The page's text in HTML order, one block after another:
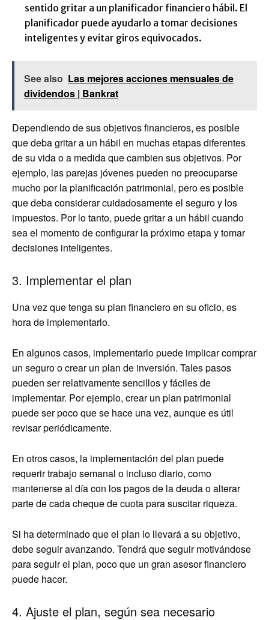
sentido gritar a un planificador financiero hábil. El
planificador puede ayudarlo a tomar decisiones
inteligentes y evitar giros equivocados.
See also Las mejores acciones mensuales de
dividendos | Bankrat
Dependiendo de sus objetivos financieros, es posible
que deba gritar a un hábil en muchas etapas diferentes
de su vida o a medida que cambien sus objetivos. Por
ejemplo, las parejas jóvenes pueden no preocuparse
mucho por la planificación patrimonial, pero es posible
que deba considerar cuidadosamente el seguro y los
impuestos. Por lo tanto, puede gritar a un hábil cuando
sea el momento de configurar la próximo etapa y tomar
decisiones inteligentes.
3. Implementar el plan
Una vez que tenga su plan financiero en su oficio, es
hora de implementarlo.
En algunos casos, implementarlo puede implicar comprar
un seguro o crear un plan de inversión. Tales pasos
pueden ser relativamente sencillos y fáciles de
implementar. Por ejemplo, crear un plan patrimonial
puede ser poco que se hace una vez, aunque es útil
revisar periódicamente.
En otros casos, la implementación del plan puede
requerir trabajo semanal o incluso diario, como
mantenerse al día con los pagos de la deuda o alterar
parte de cada cheque de cuota para suscitar riqueza.
Si ha determinado que el plan lo llevará a su objetivo,
debe seguir avanzando. Tendrá que seguir motivándose
para seguir el plan, poco que un gran asesor financiero
puede hacer.
4. Ajuste el plan, según sea necesario